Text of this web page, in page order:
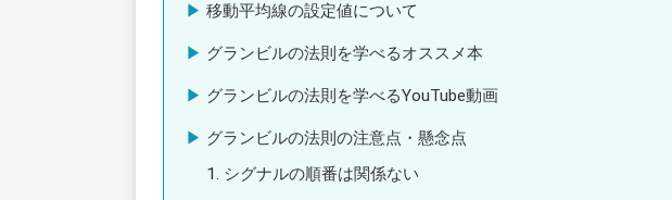
移動平均線の設定値について
グランビルの法則を学べるオススメ本
グランビルの法則を学べるYouTube動画
グランビルの法則の注意点・懸念点
シグナルの順番は関係ない